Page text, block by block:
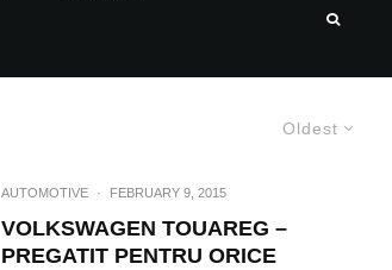
Oldest
AUTOMOTIVE · FEBRUARY 9, 2015
VOLKSWAGEN TOUAREG –
PREGATIT PENTRU ORICE